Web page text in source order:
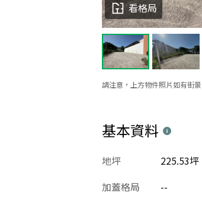
請注意，上方物件照片如有街
看格局
基本資料
地坪 225.53坪
加蓋格局
--